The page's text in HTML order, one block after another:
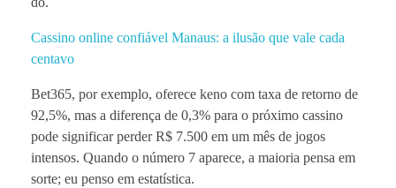
Cassino online confiável Manaus: a ilusão que vale cada
centavo
Bet365, por exemplo, oferece keno com taxa de retorno de
92,5%, mas a diferença de 0,3% para o próximo cassino
pode significar perder R$ 7.500 em um mês de jogos
intensos. Quando o número 7 aparece, a maioria pensa em
sorte; eu penso em estatística.